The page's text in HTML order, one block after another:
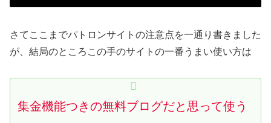
さてここまでパトロンサイトの注意点を一通り書きました
が、結局のところこの手のサイトの一番うまい使い方は
集金機能つきの無料ブログだと思って使う